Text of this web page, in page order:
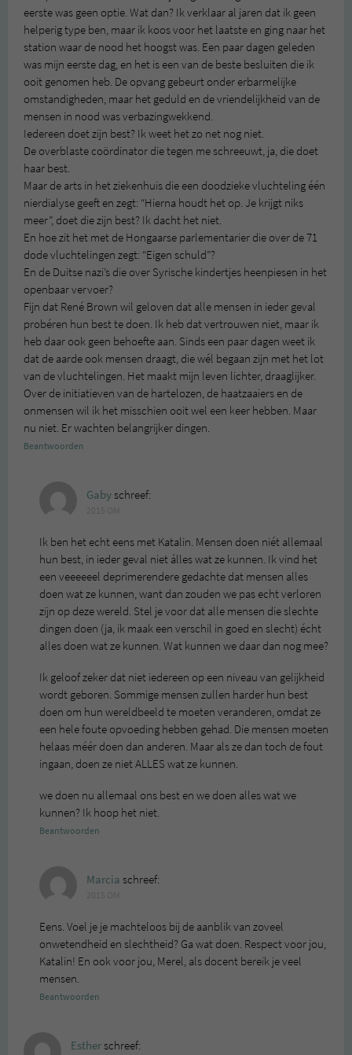
eerste was geen optie. Wat dan? Ik verklaar al jaren dat ik geen
helperig type ben, maar ik koos voor het laatste en ging naar het
station waar de nood het hoogst was. Een paar dagen geleden
was mijn eerste dag, en het is een van de beste besluiten die ik
ooit genomen heb. De opvang gebeurt onder erbarmelijke
omstandigheden, maar het geduld en de vriendelijkheid van de
mensen in nood was verbazingwekkend.
Iedereen doet zijn best? Ik weet het zo net nog niet.
De overblaste coördinator die tegen me schreeuwt, ja, die doet
haar best.
Maar de arts in het ziekenhuis die een doodzieke vluchteling één
nierdialyse geeft en zegt: “Hierna houdt het op. Je krijgt niks
meer”, doet die zijn best? Ik dacht het niet.
En hoe zit het met de Hongaarse parlementarier die over de 71
dode vluchtelingen zegt: “Eigen schuld”?
En de Duitse nazi’s die over Syrische kindertjes heenpiesen in het
openbaar vervoer?
Fijn dat René Brown wil geloven dat alle mensen in ieder geval
probéren hun best te doen. Ik heb dat vertrouwen niet, maar ik
heb daar ook geen behoefte aan. Sinds een paar dagen weet ik
dat de aarde ook mensen draagt, die wél begaan zijn met het lot
van de vluchtelingen. Het maakt mijn leven lichter, draaglijker.
Over de initiatieven van de hartelozen, de haatzaaiers en de
onmensen wil ik het misschien ooit wel een keer hebben. Maar
nu niet. Er wachten belangrijker dingen.
Beantwoorden
Gabyschreef:
Ik ben het echt eens met Katalin. Mensen doen niét allemaal
hun best, in ieder geval niet álles wat ze kunnen. Ik vind het
een veeeeeel deprimerendere gedachte dat mensen alles
doen wat ze kunnen, want dan zouden we pas echt verloren
zijn op deze wereld. Stel je voor dat alle mensen die slechte
dingen doen (ja, ik maak een verschil in goed en slecht) écht
alles doen wat ze kunnen. Wat kunnen we daar dan nog mee?
Ik geloof zeker dat niet iedereen op een niveau van gelijkheid
wordt geboren. Sommige mensen zullen harder hun best
doen om hun wereldbeeld te moeten veranderen, omdat ze
een hele foute opvoeding hebben gehad. Die mensen moeten
helaas méér doen dan anderen. Maar als ze dan toch de fout
ingaan, doen ze niet ALLES wat ze kunnen.
we doen nu allemaal ons best en we doen alles wat we
kunnen? Ik hoop het niet.
Beantwoorden
Marcia schreef:
Eens. Voel je je machteloos bij de aanblik van zoveel
onwetendheid en slechtheid? Ga wat doen. Respect voor jou,
Katalin! En ook voor jou, Merel, als docent bereik je veel
mensen.
Beantwoorden
Estherschreef: